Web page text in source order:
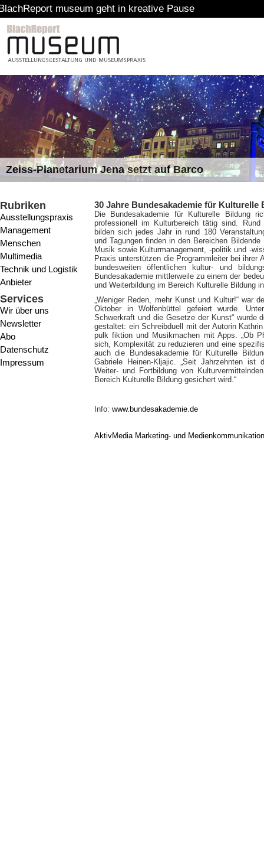
museum geht in kreative Pause
Zeiss-Planetarium Jena setzt auf Barco
Rubriken
Ausstellungspraxis
Management
Menschen
Multimedia
Technik und Logistik
Anbieter
Services
Wir über uns
Newsletter
Abo
Datenschutz
Impressum
30 Jahre Bundesakademie für Kulturelle
Die Bundesakademie für Kulturelle Bildung
professionell im Kulturbereich tätig sind.
bilden sich jedes Jahr in rund 180
und Tagungen finden in den Bereichen
Musik sowie Kulturmanagement, -politik und -
Praxis unterstützen die Programmleiter bei ihrer
bundesweiten öffentlichen kultur- und
Bundesakademie mittlerweile zu einem der
und Weiterbildung im Bereich Kulturelle Bildung
„Weniger Reden, mehr Kunst und Kultur!“ war
Oktober in Wolfenbüttel gefeiert wurde.
Schwerkraft und die Gesetze der Kunst“ wurde
gestaltet: ein Schreibduell mit der Autorin
pulk fiktion und Musikmachen mit Apps. „Ob
sich, Komplexität zu reduzieren und eine
auch die Bundesakademie für Kulturelle
Gabriele Heinen-Kljajic. „Seit Jahrzehnten
Weiter- und Fortbildung von
Bereich Kulturelle Bildung gesichert wird.“
Info: www.bundesakademie.de
AktivMedia Marketing- und